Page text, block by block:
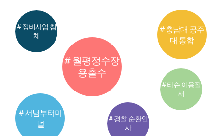
# 월평정수장
용출수
# 서남부터미
널
# 충남대 공주
대 통합
# 정비사업 침
체
# 경찰 순환인
사
# 타슈 이용질
서